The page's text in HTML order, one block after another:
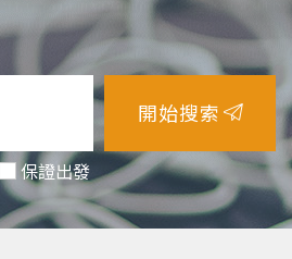
保證出發
開始搜索